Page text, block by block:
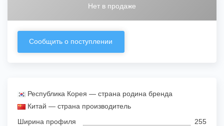
Нет в продаже
Сообщить о поступлении
Республика Корея — страна родина бренда
Китай — страна производитель
Ширина профиля
255